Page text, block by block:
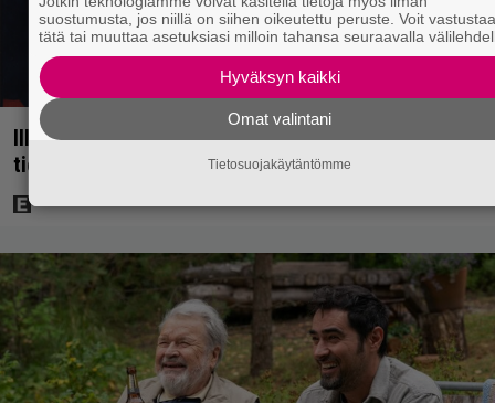
Illalla tv:ssä: Uuno-elokuva jossa käytettiin
tietokonegrafiikkaa? Sellainen tehtiin vuonna 1998
suostumusta, jos niillä on siihen oikeutettu peruste. Voit
tätä tai muuttaa asetuksiasi milloin tahansa seuraavalla
Hyväksyn kaikki
Omat valintani
Tietosuojakäytäntömme